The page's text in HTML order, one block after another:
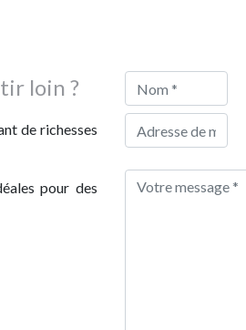
loin ?
de richesses
pour des